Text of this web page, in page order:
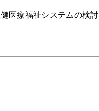
医療福祉システムの検